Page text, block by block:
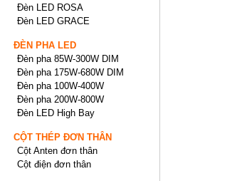
Đèn LED ROSA
Đèn LED GRACE
ĐÈN PHA LED
Đèn pha 85W-300W DIM
Đèn pha 175W-680W DIM
Đèn pha 100W-400W
Đèn pha 200W-800W
Đèn LED High Bay
CỘT THÉP ĐƠN THÂN
Cột Anten đơn thân
Cột điện đơn thân